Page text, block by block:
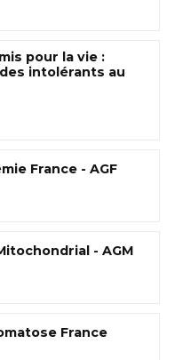
pour la vie :
intolérants au
France - AGF
- AGM
France